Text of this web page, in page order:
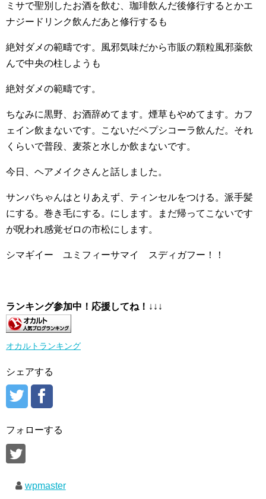
ミサで聖別したお酒を飲む、珈琲飲んだ後修行するとかエ
ナジードリンク飲んだあと修行するも
絶対ダメの範疇です。風邪気味だから市販の顆粒風邪薬飲
んで中央の柱しようも
絶対ダメの範疇です。
ちなみに黒野、お酒辞めてます。煙草もやめてます。カフ
ェイン飲まないです。こないだペプシコーラ飲んだ。それ
くらいで普段、麦茶と水しか飲まないです。
今日、ヘアメイクさんと話しました。
サンバちゃんはとりあえず、ティンセルをつける。派手髪
にする。巻き毛にする。にします。まだ帰ってこないです
が呪われ感覚ゼロの市松にします。
シマギイー ユミフィーサマイ スディガフー！！
ランキング参加中！応援してね！ ↓↓↓
オカルトランキング
シェアする
フォローする
wpmaster